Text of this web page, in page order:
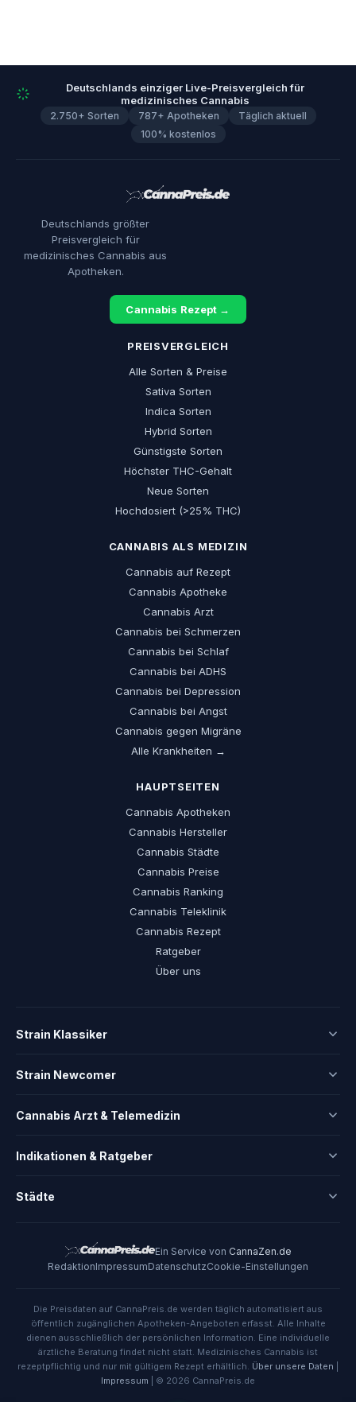
Deutschlands einziger Live-Preisvergleich für
medizinisches Cannabis
2.750+ Sorten 787+ Apotheken
Täglich aktuell
100% kostenlos
Deutschlands größter
Preisvergleich für
medizinisches Cannabis aus
Apotheken.
Cannabis Rezept →
PREISVERGLEICH
Alle Sorten & Preise
Sativa Sorten
Indica Sorten
Hybrid Sorten
Günstigste Sorten
Höchster THC-Gehalt
Neue Sorten
Hochdosiert (>25% THC)
CANNABIS ALS MEDIZIN
Cannabis auf Rezept
Cannabis Apotheke
Cannabis Arzt
Cannabis bei Schmerzen
Cannabis bei Schlaf
Cannabis bei ADHS
Cannabis bei Depression
Cannabis bei Angst
Cannabis gegen Migräne
Alle Krankheiten →
HAUPTSEITEN
Cannabis Apotheken
Cannabis Hersteller
Cannabis Städte
Cannabis Preise
Cannabis Ranking
Cannabis Teleklinik
Cannabis Rezept
Ratgeber
Über uns
Strain Klassiker
Strain Newcomer
Cannabis Arzt & Telemedizin
Indikationen & Ratgeber
Städte
Ein Service von CannaZen.de
RedaktionImpressumDatenschutzCookie-Einstellungen
Die Preisdaten auf CannaPreis.de werden täglich automatisiert aus
öffentlich zugänglichen Apotheken-Angeboten erfasst. Alle Inhalte
dienen ausschließlich der persönlichen Information. Eine individuelle
ärztliche Beratung findet nicht statt. Medizinisches Cannabis ist
rezeptpflichtig und nur mit gültigem Rezept erhältlich. Über unsere Daten
Impressum | © 2026 CannaPreis.de